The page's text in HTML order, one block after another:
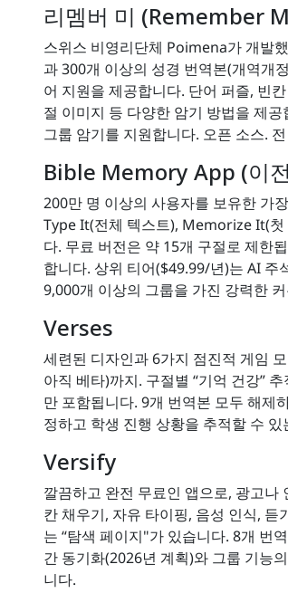
리멤버 미 (Remember
스위스 비영리단체 Poimena가 개발
과 300개 이상의 성경 번역본(개역개
어 지원을 제공합니다. 단어 퍼즐, 빈
절 이미지 등 다양한 암기 방법을 제
그룹 암기를 지원합니다. 오픈 소스.
Bible Memory App (이
200만 명 이상의 사용자를 보유한 가
Type It(전체 텍스트), Memorize It(
다. 무료 버전은 약 15개 구절로 제한
합니다. 상위 티어($49.99/년)는 AI 주
9,000개 이상의 그룹을 가진 강력한
Verses
세련된 디자인과 6가지 점진적 게임
아직 베타)까지. 구절별 “기억 건강”
만 포함됩니다. 9개 번역본 모두 해제
정하고 학생 진행 상황을 추적할 수
Versify
깔끔하고 완전 무료인 앱으로, 광고
칸 채우기, 자유 타이핑, 음성 인식,
는 “탐색 페이지"가 있습니다. 8개 번
간 동기화(2026년 계획)와 그룹 기능
니다.